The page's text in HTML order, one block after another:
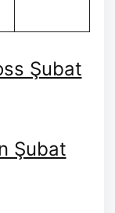
Şubat
Şubat